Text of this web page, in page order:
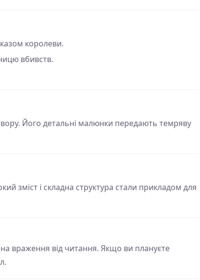
королеви.
вбивств.
Його детальні малюнки передають темряву
зміст і складна структура стали прикладом для
враження від читання. Якщо ви плануєте